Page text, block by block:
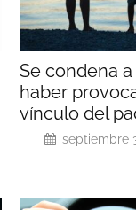
Se condena
haber
vínculo del
septiembre